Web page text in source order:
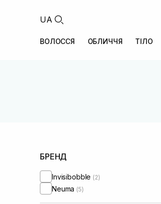
UA
ВОЛОССЯ ОБЛИЧЧЯ ТІЛО
БРЕНД
Invisibobble (2)
Neuma (5)